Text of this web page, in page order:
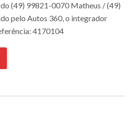
(49) 99821-0070 Matheus / (49)
pelo Autos 360, o integrador
4170104